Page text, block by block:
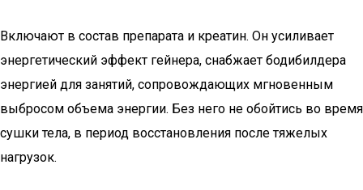
Включают в состав препарата и креатин. Он усиливает
энергетический эффект гейнера, снабжает бодибилдера
энергией для занятий, сопровождающих мгновенным
выбросом объема энергии. Без него не обойтись во время
сушки тела, в период восстановления после тяжелых
нагрузок.